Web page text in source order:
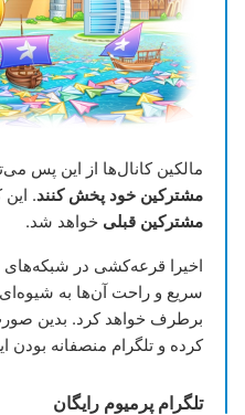
مالکین کانال‌ها از این پس
مشترکین خود پخش کنند. این
مشترکین قبلی خواهد شد.
اخیرا قرعه‌کشی در شبکه‌های
سریع و راحت آن‌ها به شیوه‌ای
برطرف خواهد کرد. بدین
کرده و تلگرام منصفانه
تلگرام پرمیوم رایگان